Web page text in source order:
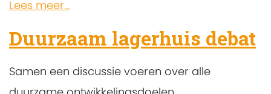
Lees meer...
Duurzaam lagerhuis debat
Samen een discussie voeren over alle